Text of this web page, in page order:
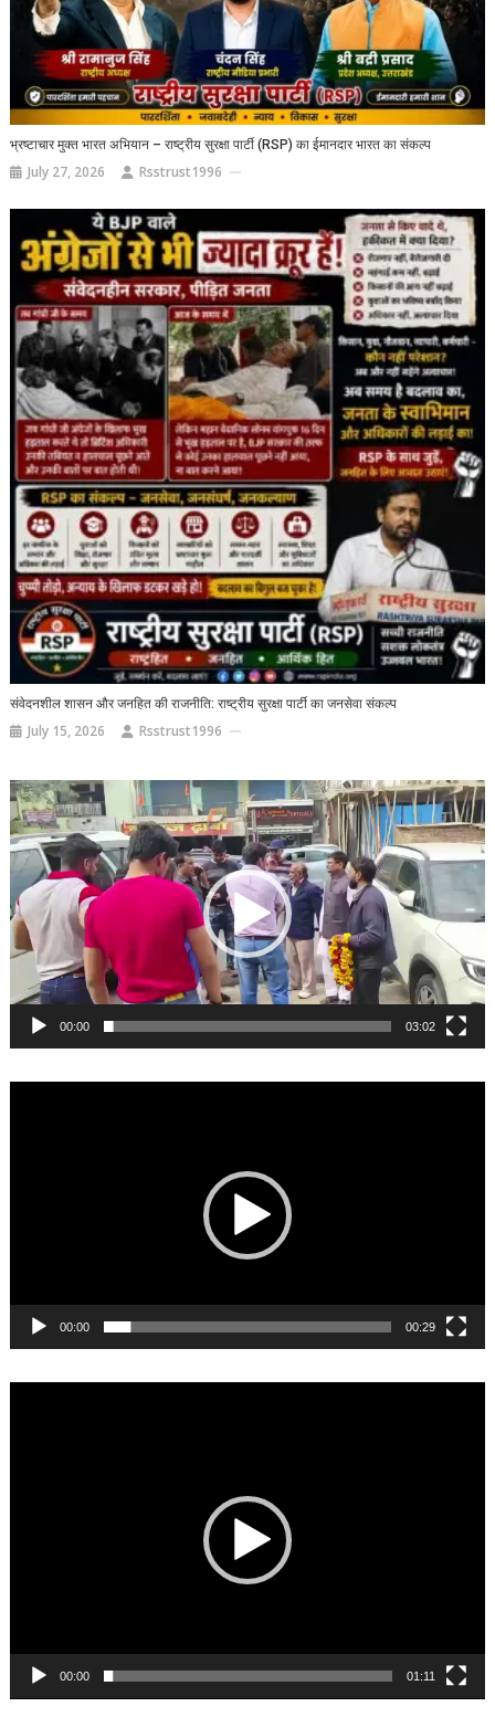
भ्रष्टाचार मुक्त भारत अभियान – राष्ट्रीय सुरक्षा पार्टी (RSP) का ईमानदार भारत का संकल्प
July 27, 2026 Rsstrust1996
संवेदनशील शासन और जनहित की राजनीति: राष्ट्रीय सुरक्षा पार्टी का जनसेवा संकल्प
July 15, 2026 Rsstrust1996
Video
Player
00:00 03:02
00:00 00:29
00:00 01:11